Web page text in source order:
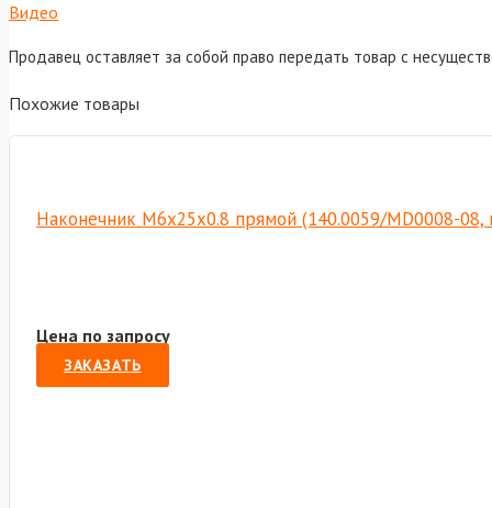
Видео
Продавец оставляет за собой право передать товар с
Похожие товары
Наконечник М6х25х0.8 прямой (140.0059/MD0008-
Цена по запросу
ЗАКАЗАТЬ